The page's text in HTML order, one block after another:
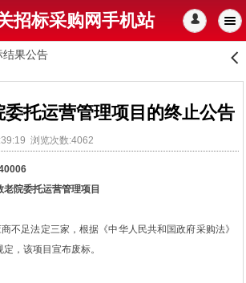
招标采购网手机站 󰄭
结果公告 󰊒
托运营管理项目的终止公告
浏览次数:4062
老院委托运营管理项目
不足法定三家，根据《中华人民共和国政府采购法》
，该项目宣布废标。